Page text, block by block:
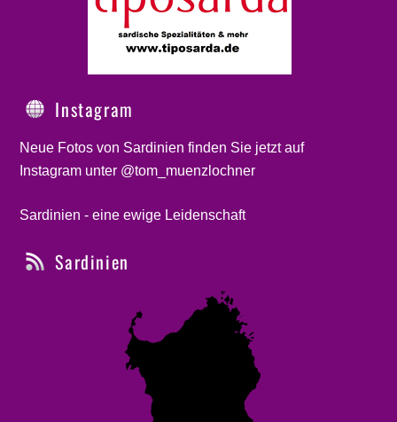
Instagram
Neue Fotos von Sardinien finden Sie jetzt auf
Instagram unter @tom_muenzlochner
Sardinien - eine ewige Leidenschaft
Sardinien